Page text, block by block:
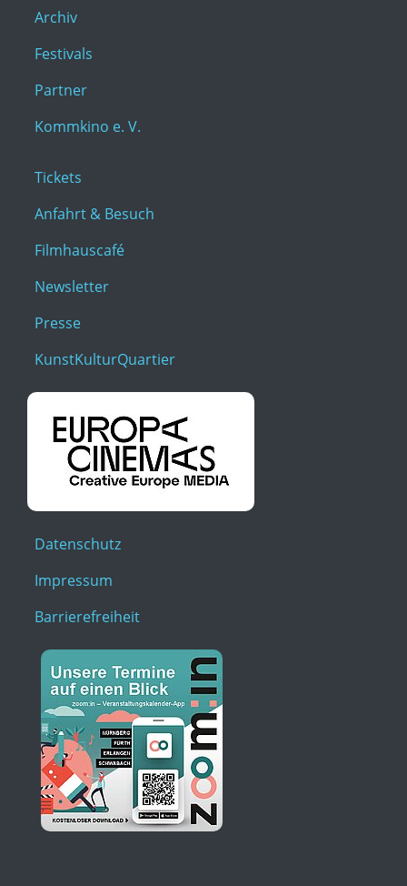
Archiv
Festivals
Partner
Kommkino e. V.
Tickets
Anfahrt & Besuch
Filmhauscafé
Newsletter
Presse
KunstKulturQuartier
Datenschutz
Impressum
Barrierefreiheit